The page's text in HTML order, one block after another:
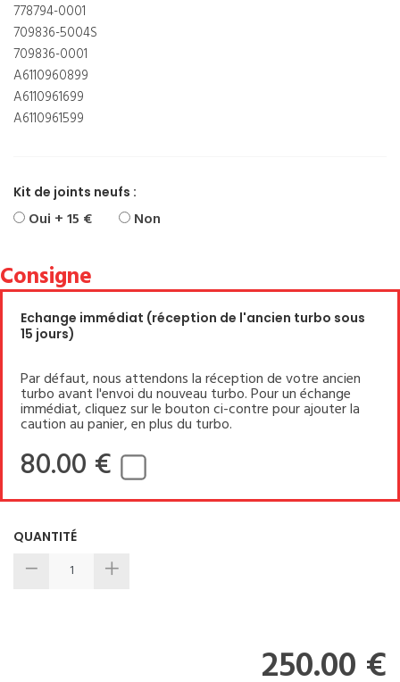
778794-0001
709836-5004S
709836-0001
A6110960899
A6110961699
A6110961599
Kit de joints neufs :
Oui + 15 € Non
Consigne
Echange immédiat (réception de l'ancien turbo sous
15 jours)
Par défaut, nous attendons la réception de votre ancien
turbo avant l'envoi du nouveau turbo. Pour un échange
immédiat, cliquez sur le bouton ci-contre pour ajouter la
caution au panier, en plus du turbo.
80.00 €
QUANTITÉ
250.00 €